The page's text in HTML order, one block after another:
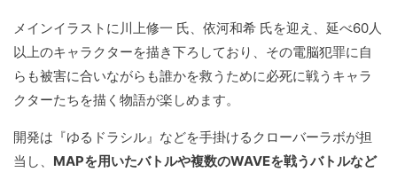
メインイラストに川上修一 氏、依河和希 氏を迎え、延べ60人
以上のキャラクターを描き下ろしており、その電脳犯罪に自
らも被害に合いながらも誰かを救うために必死に戦うキャラ
クターたちを描く物語が楽しめます。
開発は『ゆるドラシル』などを手掛けるクローバーラボが担
当し、 MAPを用いたバトルや複数のWAVEを戦うバトルなど